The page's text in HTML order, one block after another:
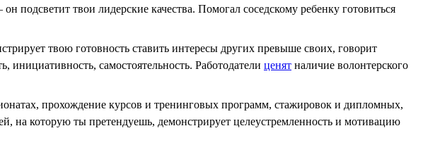
твои лидерские качества. Помогал соседскому ребенку готовиться
твою готовность ставить интересы других превыше своих, говорит
инициативность, самостоятельность. Работодатели ценят наличие волонтерского
прохождение курсов и тренинговых программ, стажировок и дипломных,
на которую ты претендуешь, демонстрирует целеустремленность и мотивацию